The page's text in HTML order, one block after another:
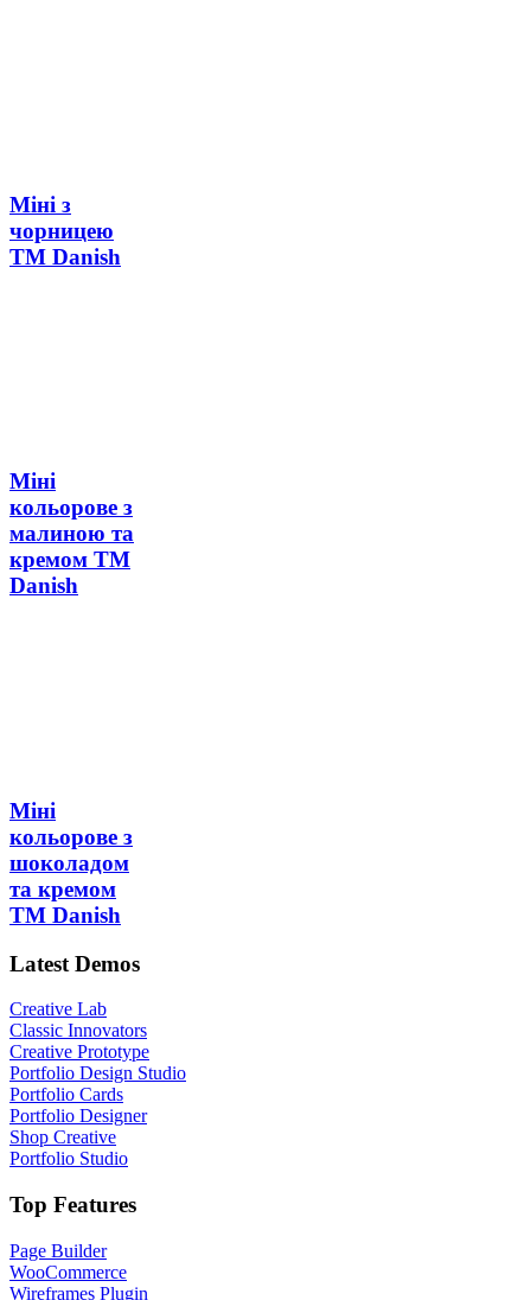
Міні з
чорницею
ТМ Danish
Міні
кольорове з
малиною та
кремом ТМ
Danish
Міні
кольорове з
шоколадом
та кремом
ТМ Danish
Latest Demos
Creative Lab
Classic Innovators
Creative Prototype
Portfolio Design Studio
Portfolio Cards
Portfolio Designer
Shop Creative
Portfolio Studio
Top Features
Page Builder
WooCommerce
Wireframes Plugin